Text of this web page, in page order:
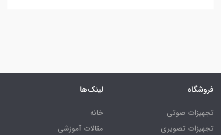
فروشگاه
تجهیزات صوتی
تجهیزات تصویری
لینک‌ها
خانه
مقالات آموزشی